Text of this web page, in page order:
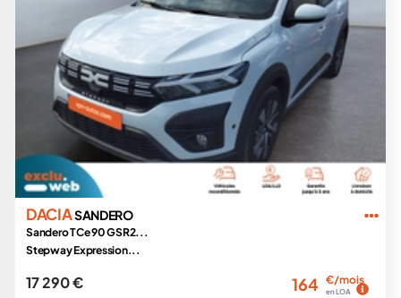
DACIASANDERO
Sandero TCe 90 GSR2...
Stepway Expression...
17 290 € 164 €/mois
en LOA